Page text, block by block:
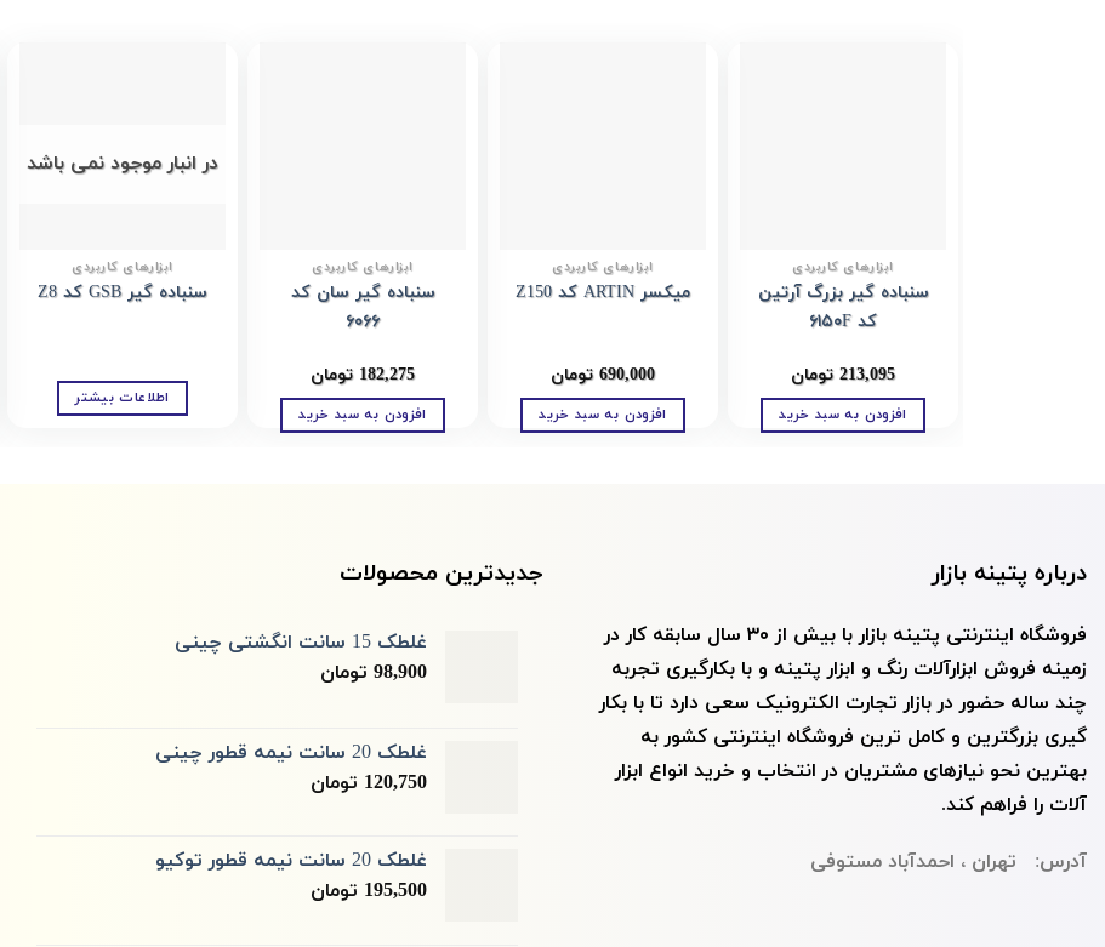
ابزارهای کاربردی
سنباده گیر بزرگ آرتین
کد ۶۱۵۰F
213,095 تومان
افزودن به سبد خرید
ابزارهای کاربردی
میکسر ARTIN کد Z150
690,000 تومان
افزودن به سبد خرید
ابزارهای کاربردی
سنباده گیر سان کد
۶۰۶۶
182,275 تومان
افزودن به سبد خرید
در انبار موجود نمی باشد
ابزارهای کاربردی
سنباده گیر GSB کد Z8
اطلاعات بیشتر
درباره پتینه بازار
فروشگاه اینترنتی پتينه بازار با بيش از ۳۰ سال سابقه کار در
زمینه فروش ابزارآلات رنگ و ابزار پتينه و با بکارگیری تجربه
چند ساله حضور در بازار تجارت الکترونیک سعی دارد تا با بکار
گیری بزرگترین و کامل ترین فروشگاه اینترنتی کشور به
بهترین نحو نیازهای مشتریان در انتخاب و خرید انواع ابزار
آلات را فراهم کند.
آدرس: تهران ، احمدآباد مستوفی
جدیدترین محصولات
غلطک 15 سانت انگشتی چینی
98,900 تومان
غلطک 20 سانت نیمه قطور چینی
120,750 تومان
غلطک 20 سانت نیمه قطور توکیو
195,500 تومان